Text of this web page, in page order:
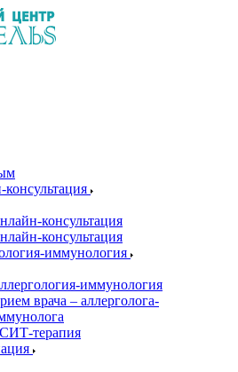
консультация
консультация
иммунология
иммунология
врача – аллерголога-
терапия